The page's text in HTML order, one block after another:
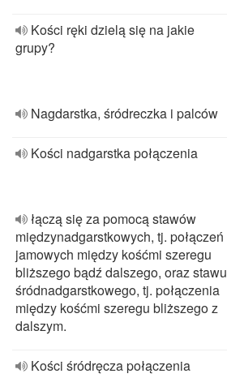
Kości ręki dzielą się na jakie
grupy?
Nagdarstka, śródreczka i palców
Kości nadgarstka połączenia
łączą się za pomocą stawów
międzynadgarstkowych, tj. połączeń
jamowych między kośćmi szeregu
bliższego bądź dalszego, oraz stawu
śródnadgarstkowego, tj. połączenia
między kośćmi szeregu bliższego z
dalszym.
Kości śródręcza połączenia